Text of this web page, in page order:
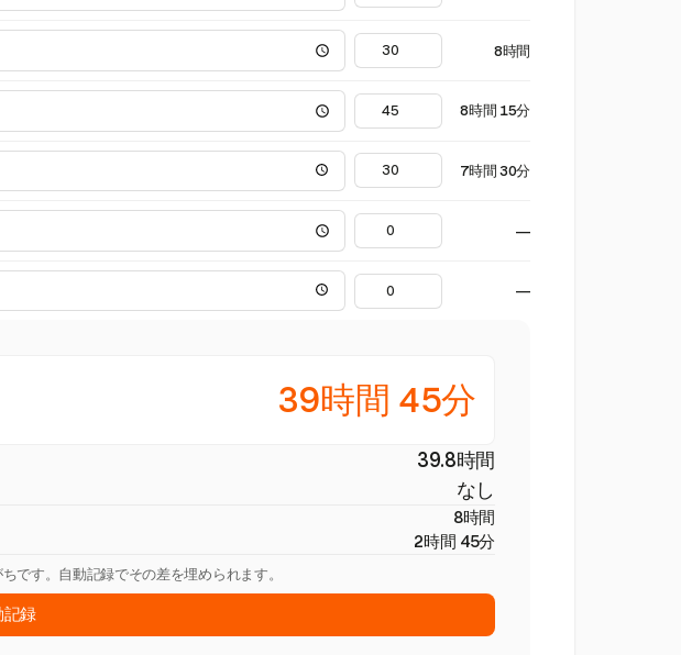
8時間
8時間 15分
7時間 30分
—
—
39時間 45分
39.8時間
なし
8時間
2時間 45分
です。自動記録でその差を埋められます。
録